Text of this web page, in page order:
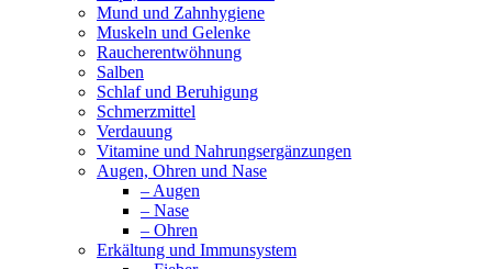
Mund und Zahnhygiene
Muskeln und Gelenke
Raucherentwöhnung
Salben
Schlaf und Beruhigung
Schmerzmittel
Verdauung
Vitamine und Nahrungsergänzungen
Augen, Ohren und Nase
– Augen
– Nase
– Ohren
Erkältung und Immunsystem